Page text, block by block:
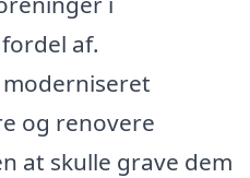
af.
og renovere
at skulle grave dem